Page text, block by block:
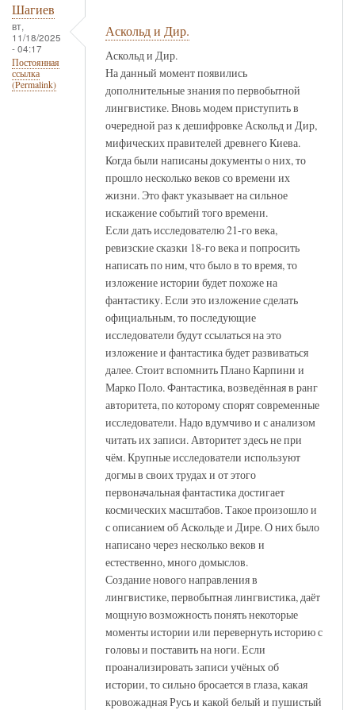
Шагиев
вт,
11/18/2025
- 04:17
Постоянная
ссылка
(Permalink)
Аскольд и Дир.
Аскольд и Дир.
На данный момент появились
дополнительные знания по первобытной
лингвистике. Вновь модем приступить в
очередной раз к дешифровке Аскольд и Дир,
мифических правителей древнего Киева.
Когда были написаны документы о них, то
прошло несколько веков со времени их
жизни. Это факт указывает на сильное
искажение событий того времени.
Если дать исследователю 21-го века,
ревизские сказки 18-го века и попросить
написать по ним, что было в то время, то
изложение истории будет похоже на
фантастику. Если это изложение сделать
официальным, то последующие
исследователи будут ссылаться на это
изложение и фантастика будет развиваться
далее. Стоит вспомнить Плано Карпини и
Марко Поло. Фантастика, возведённая в ранг
авторитета, по которому спорят современные
исследователи. Надо вдумчиво и с анализом
читать их записи. Авторитет здесь не при
чём. Крупные исследователи используют
догмы в своих трудах и от этого
первоначальная фантастика достигает
космических масштабов. Такое произошло и
с описанием об Аскольде и Дире. О них было
написано через несколько веков и
естественно, много домыслов.
Создание нового направления в
лингвистике, первобытная лингвистика, даёт
мощную возможность понять некоторые
моменты истории или перевернуть историю с
головы и поставить на ноги. Если
проанализировать записи учёных об
истории, то сильно бросается в глаза, какая
кровожадная Русь и какой белый и пушистый